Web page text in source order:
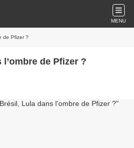
MENU
de Pfizer ?
de Pfizer ?